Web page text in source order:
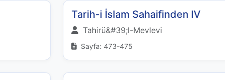
Tarih-i İslam Sahaifinden IV
Tahirü&#39;l-Mevlevi
Sayfa: 473-475